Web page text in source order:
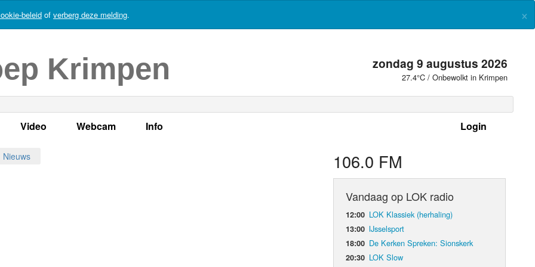
beleid of verberg deze melding. ×
Krimpen zondag 9 augustus 2026
27.4°C / Onbewolkt in Krimpen
Login
Video
LOK TV
Webcam Info
Nieuws 106.0 FM
Vandaag op LOK radio
12:00 LOK Klassiek (herhaling)
13:00 IJsselsport
18:00 De Kerken Spreken: Sionskerk
20:30 LOK Slow